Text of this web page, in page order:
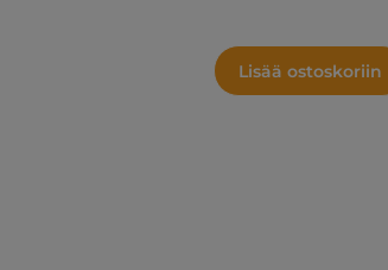
Lisää ostoskoriin